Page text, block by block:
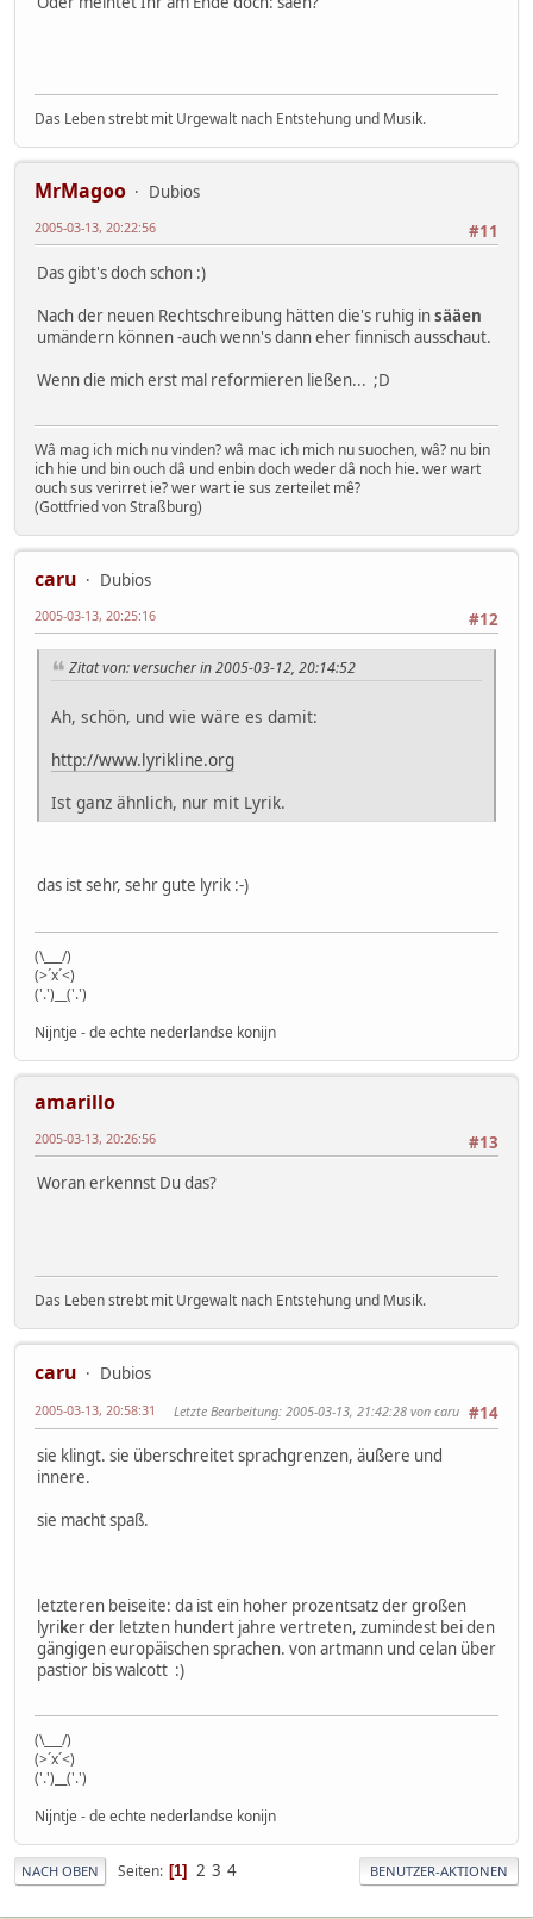
Das Leben strebt mit Urgewalt nach Entstehung und Musik.
MrMagoo
Dubios
#11
2005-03-13, 20:22:56
Das gibt's doch schon :)
Nach der neuen Rechtschreibung hätten die's ruhig insääen
umändern können -auch wenn's dann eher finnisch ausschaut.
Wenn die mich erst mal reformieren ließen... ;D
Wâ mag ich mich nu vinden? wâ mac ich mich nu suochen, wâ? nu bin
ich hie und bin ouch dâ und enbin doch weder dâ noch hie. wer wart
ouch sus verirret ie? wer wart ie sus zerteilet mê?
(Gottfried von Straßburg)
caru
Dubios
#12
2005-03-13, 20:25:16
Zitat von: versucher in 2005-03-12, 20:14:52
Ah, schön, und wie wäre es damit:
http://www.lyrikline.org
Ist ganz ähnlich, nur mit Lyrik.
das ist sehr, sehr gute lyrik :-)
(\___/)
(>´x´<)
('.')__('.')
Nijntje - de echte nederlandse konijn
amarillo
#13
2005-03-13, 20:26:56
Woran erkennst Du das?
Das Leben strebt mit Urgewalt nach Entstehung und Musik.
caru
Dubios
#14
2005-03-13, 20:58:31 Letzte Bearbeitung: 2005-03-13, 21:42:28 von caru
sie klingt. sie überschreitet sprachgrenzen, äußere und
innere.
sie macht spaß.
letzteren beiseite: da ist ein hoher prozentsatz der großen
lyriker der letzten hundert jahre vertreten, zumindest bei den
gängigen europäischen sprachen. von artmann und celan über
pastior bis walcott :)
(\___/)
(>´x´<)
('.')__('.')
Nijntje - de echte nederlandse konijn
NACH OBEN Seiten 1 2 3 4 BENUTZER-AKTIONEN